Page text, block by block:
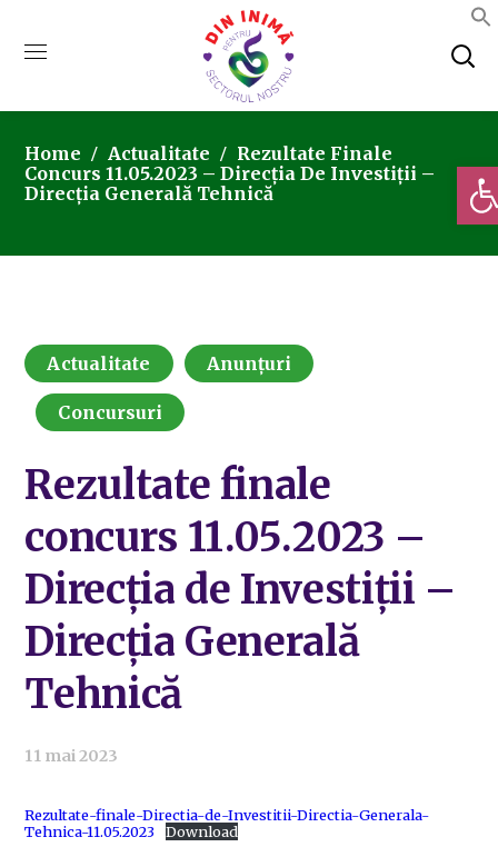
Home Actualitate
Rezultate Finale
Concurs 11.05.2023 – Direcția De Investiții –
Direcția Generală Tehnică
Actualitate Anunțuri
Concursuri
Rezultate finale
concurs 11.05.2023 –
Direcția de Investiții –
Direcția Generală
Tehnică
11 mai 2023
Rezultate-finale-Directia-de-Investitii-Directia-Generala-
Tehnica-11.05.2023
Download